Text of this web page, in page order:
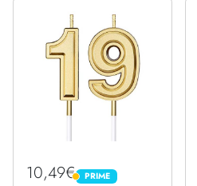
10,49€ PRIME
PRIME